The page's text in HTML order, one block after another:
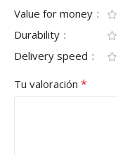
Value for money
Durability
Delivery speed
Tu valoración *